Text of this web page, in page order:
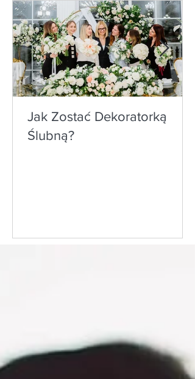
Jak Zostać Dekoratorką
Ślubną?